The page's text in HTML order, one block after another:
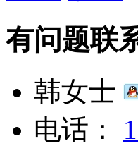
有问题联
韩女士
电话：